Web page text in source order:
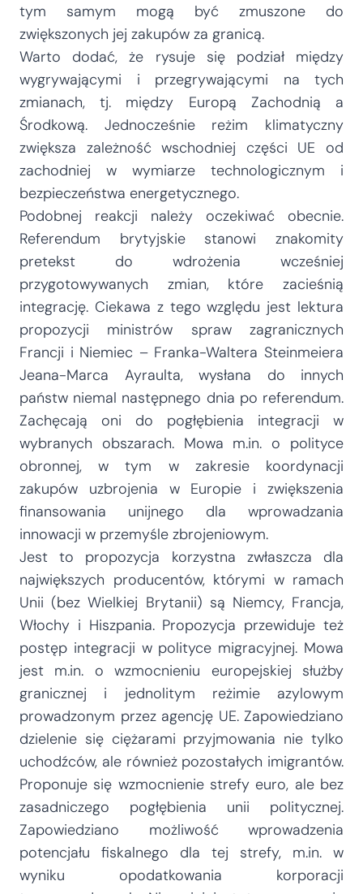
tym samym mogą być zmuszone do
zwiększonych jej zakupów za granicą.
Warto dodać, że rysuje się podział między
wygrywającymi i przegrywającymi na tych
zmianach, tj. między Europą Zachodnią a
Środkową. Jednocześnie reżim klimatyczny
zwiększa zależność wschodniej części UE od
zachodniej w wymiarze technologicznym i
bezpieczeństwa energetycznego.
Podobnej reakcji należy oczekiwać obecnie.
Referendum brytyjskie stanowi znakomity
pretekst do wdrożenia wcześniej
przygotowywanych zmian, które zacieśnią
integrację. Ciekawa z tego względu jest lektura
propozycji ministrów spraw zagranicznych
Francji i Niemiec – Franka-Waltera Steinmeiera
Jeana-Marca Ayraulta, wysłana do innych
państw niemal następnego dnia po referendum.
Zachęcają oni do pogłębienia integracji w
wybranych obszarach. Mowa m.in. o polityce
obronnej, w tym w zakresie koordynacji
zakupów uzbrojenia w Europie i zwiększenia
finansowania unijnego dla wprowadzania
innowacji w przemyśle zbrojeniowym.
Jest to propozycja korzystna zwłaszcza dla
największych producentów, którymi w ramach
Unii (bez Wielkiej Brytanii) są Niemcy, Francja,
Włochy i Hiszpania. Propozycja przewiduje też
postęp integracji w polityce migracyjnej. Mowa
jest m.in. o wzmocnieniu europejskiej służby
granicznej i jednolitym reżimie azylowym
prowadzonym przez agencję UE. Zapowiedziano
dzielenie się ciężarami przyjmowania nie tylko
uchodźców, ale również pozostałych imigrantów.
Proponuje się wzmocnienie strefy euro, ale bez
zasadniczego pogłębienia unii politycznej.
Zapowiedziano możliwość wprowadzenia
potencjału fiskalnego dla tej strefy, m.in. w
wyniku opodatkowania korporacji